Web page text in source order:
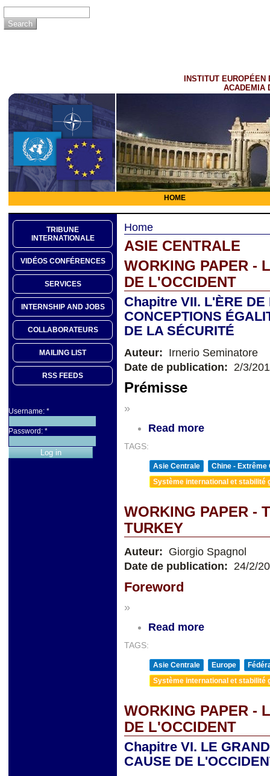
INSTITUT EUROPÉEN
ACADEMIA
HOME
TRIBUNE
INTERNATIONALE
VIDÉOS CONFÉRENCES
SERVICES
INTERNSHIP AND JOBS
COLLABORATEURS
MAILING LIST
RSS FEEDS
Username: *
Password: *
Home
ASIE CENTRALE
WORKING PAPER -
DE L'OCCIDENT
Chapitre VII. L'ÈRE
CONCEPTIONS
DE LA SÉCURITÉ
Auteur: Irnerio Seminatore
Date de publication: 2/3/
Prémisse
»
Read more
TAGS:
Asie Centrale
Chine - Extrême
Système international et stabilité
WORKING PAPER -
TURKEY
Auteur: Giorgio Spagnol
Date de publication: 24/2/
Foreword
»
Read more
TAGS:
Asie Centrale Europe
Système international et stabilité
WORKING PAPER -
DE L'OCCIDENT
Chapitre VI. LE
CAUSE DE